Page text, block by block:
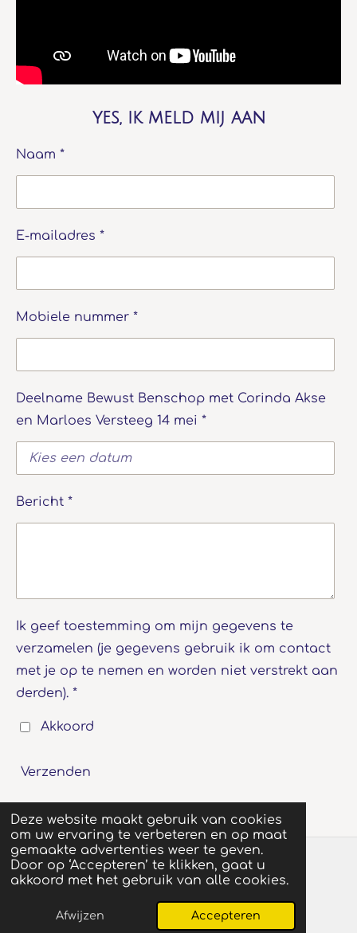
Deze website maakt gebruik van cookies
om uw ervaring te verbeteren en op maat
gemaakte advertenties weer te geven.
Door op ‘Accepteren’ te klikken, gaat u
akkoord met het gebruik van alle cookies.
Afwijzen Accepteren
yes, ik meld mij aan
Naam *
E-mailadres *
Mobiele nummer *
Deelname Bewust Benschop met Corinda Akse
en Marloes Versteeg 14 mei *
Bericht *
Ik geef toestemming om mijn gegevens te
verzamelen (je gegevens gebruik ik om contact
met je op te nemen en worden niet verstrekt aan
derden). *
Akkoord
Verzenden
© 2024 - 2025 beleeftuinbenschop.nl